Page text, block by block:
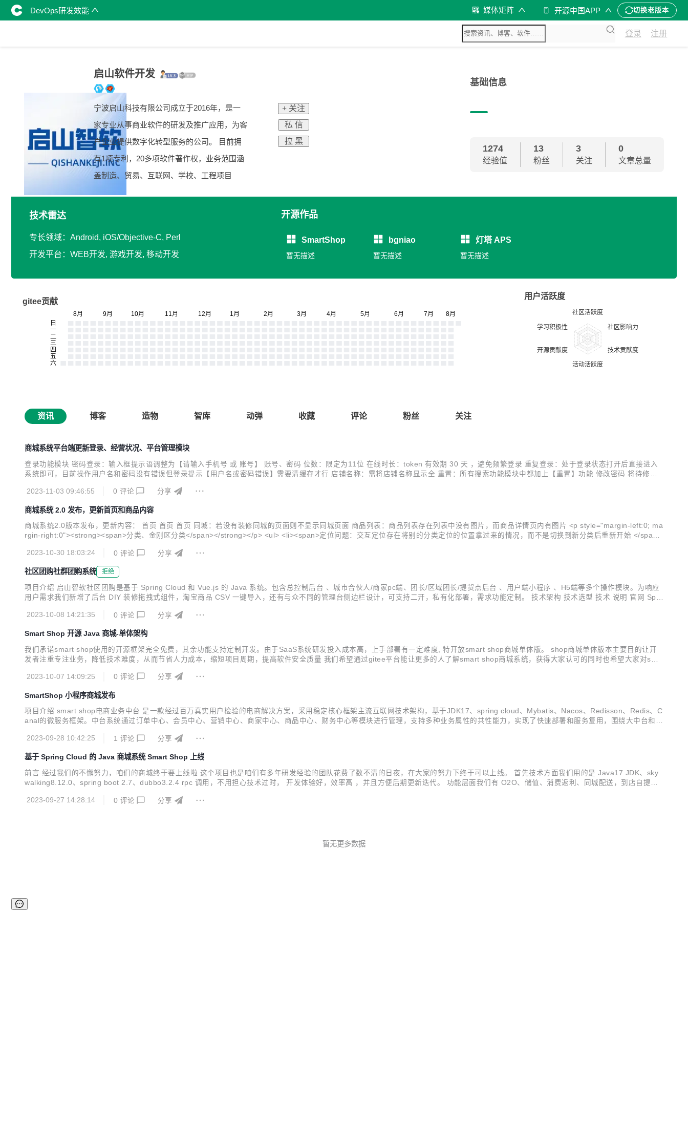
DevOps研发效能 媒体矩阵 开源中国APP 切换老版本
登录 注册
启山软件开发
宁波启山科技有限公司成立于2016年，是一
家专业从事商业软件的研发及推广应用，为客
户企业提供数字化转型服务的公司。 目前拥
有1项专利，20多项软件著作权，业务范围涵
盖制造、贸易、互联网、学校、工程项目
+ 关注
私 信
拉 黑
基础信息
1274
经验值
13
粉丝
3
关注
0
文章总量
技术雷达
专长领域：Android, iOS/Objective-C, Perl
开发平台：WEB开发, 游戏开发, 移动开发
开源作品
SmartShop
暂无描述
bgniao
暂无描述
灯塔 APS
暂无描述
gitee贡献
用户活跃度
资讯 博客 造物 智库 动弹 收藏 评论 粉丝 关注
商城系统平台端更新登录、经营状况、平台管理模块
登录功能模块 密码登录：输入框提示语调整为【请输入手机号 或 账号】 账号、密码 位数：限定为11位 在线时长：token 有效期 30 天 ，避免频繁登录 重复登录：处于登录状态打开后直接进入
系统即可，目前操作用户名和密码没有错误但登录提示【用户名或密码错误】需要清缓存才行 店铺名称：需将店铺名称显示全 重置：所有搜索功能模块中都加上【重置】功能 修改密码 将待修改
总用户数 平台管理模块 菜单顺序：店铺管理、供应商管理...
2023-11-03 09:46:55 0 评论 分享
商城系统 2.0 发布，更新首页和商品内容
商城系统2.0版本发布，更新内容： 首页 首页 首页 同城：若没有装修同城的页面则不显示同城页面 商品列表：商品列表存在列表中没有图片，而商品详情页内有图片 <p style="margin-left:0; ma
rgin-right:0"><strong><span>分类、金刚区分类</span></strong></p> <ul> <li><span>定位问题：交互定位存在将别的分类定位的位置拿过来的情况，而不是切换到新分类后重新开始 </span>
2023-10-30 18:03:24
0 评论 分享
社区团购社群团购系统 拒绝
项目介绍 启山智软社区团购是基于 Spring Cloud 和 Vue.js 的 Java 系统。包含总控制后台 、城市合伙人/商家pc端、团长/区域团长/提货点后台 、用户端小程序 、H5端等多个操作模块。为响应
用户需求我们新增了后台 DIY 装修拖拽式组件，淘宝商品 CSV 一键导入，还有与众不同的管理台侧边栏设计，可支持二开，私有化部署，需求功能定制。 技术架构 技术选型 技术 说明 官网 Spri
2023-10-08 14:21:35
0 评论 分享
Smart Shop 开源 Java 商城-单体架构
我们承诺smart shop使用的开源框架完全免费，其余功能支持定制开发。由于SaaS系统研发投入成本高，上手部署有一定难度, 特开放smart shop商城单体版。 shop商城单体版本主要目的让开
发者注重专注业务，降低技术难度，从而节省人力成本，缩短项目周期，提高软件安全质量 我们希望通过gitee平台能让更多的人了解smart shop商城系统，获得大家认可的同时也希望大家对sma
2023-10-07 14:09:25
0 评论 分享
SmartShop 小程序商城发布
项目介绍 smart shop电商业务中台 是一款经过百万真实用户检验的电商解决方案，采用稳定核心框架主流互联网技术架构，基于JDK17、spring cloud、Mybatis、Nacos、Redisson、Redis、C
anal的微服务框架。中台系统通过订单中心、会员中心、营销中心、商家中心、商品中心、财务中心等模块进行管理，支持多种业务属性的共性能力，实现了快速部署和服务复用，围绕大中台和小
交流需求，交流业务，...
2023-09-28 10:42:25 1 评论 分享
基于 Spring Cloud 的 Java 商城系统 Smart Shop 上线
前言 经过我们的不懈努力，咱们的商城终于要上线啦 这个项目也是咱们有多年研发经验的团队花费了数不清的日夜，在大家的努力下终于可以上线。 首先技术方面我们用的是 Java17 JDK、sky
walking8.12.0、spring boot 2.7、dubbo3.2.4 rpc 调用，不用担心技术过时， 开发体验好，效率高 ，并且方便后期更新迭代。 功能层面我们有 O2O、储值、消费返利、同城配送，到店自提、
拥有行业领先的技...
2023-09-27 14:28:14 0 评论 分享
暂无更多数据